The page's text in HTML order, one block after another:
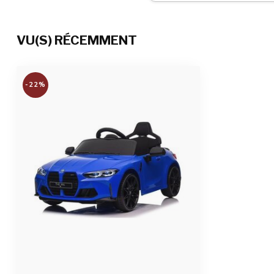
lecture
Temps de charge et temps de jeu
Nombre de places
Admissibilité
Dimensions du produit
VU(S) RÉCEMMENT
-22%